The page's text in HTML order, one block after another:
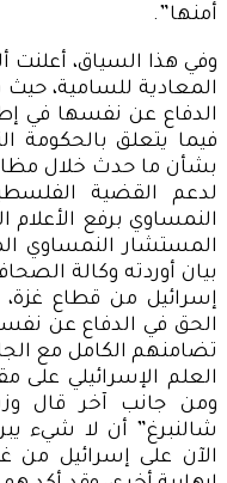
أمنها”.
وفي هذا السياق، أعلنت
المعادية للسامية،
الدفاع عن نفسها في
فيما يتعلق بالحكومة
بشأن ما حدث خلال
لدعم القضية
النمساوي برفع
المستشار النمساوي
بيان أوردته وكالة
إسرائيل من قطاع غزة،
الحق في الدفاع عن
تضامنهم الكامل مع
العلم الإسرائيلي على
ومن جانب آخر قال
شالنبرغ” أن لا شيء
الآن على إسرائيل